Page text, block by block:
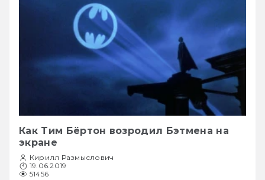
Как Тим Бёртон возродил Бэтмена на
экране
Кирилл Размыслович
19.06.2019
51456